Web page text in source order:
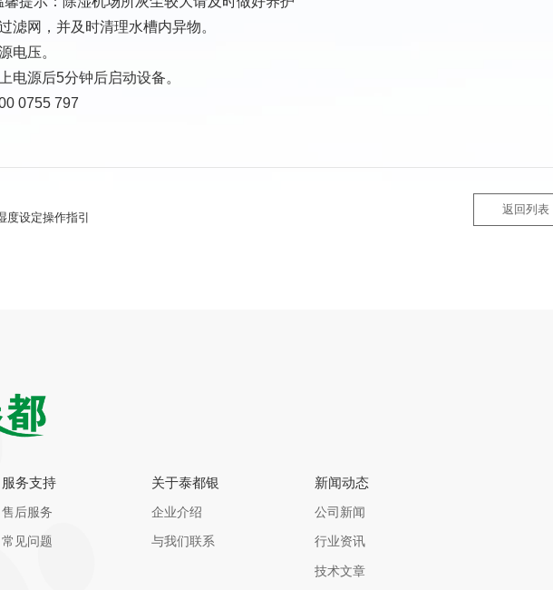
滤网，并及时清理水槽内异物。
电压。
电源后5分钟后启动设备。
0755 797
度设定操作指引
返回列表
服务支持
售后服务
常见问题
关于泰都银
企业介绍
与我们联系
新闻动态
公司新闻
行业资讯
技术文章